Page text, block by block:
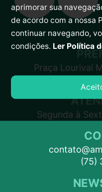
Praça Lourival
Amargosa –
Segunda à
(75)
aprimorar sua
de acordo com a nossa
continuar navegando,
condições. Ler Política